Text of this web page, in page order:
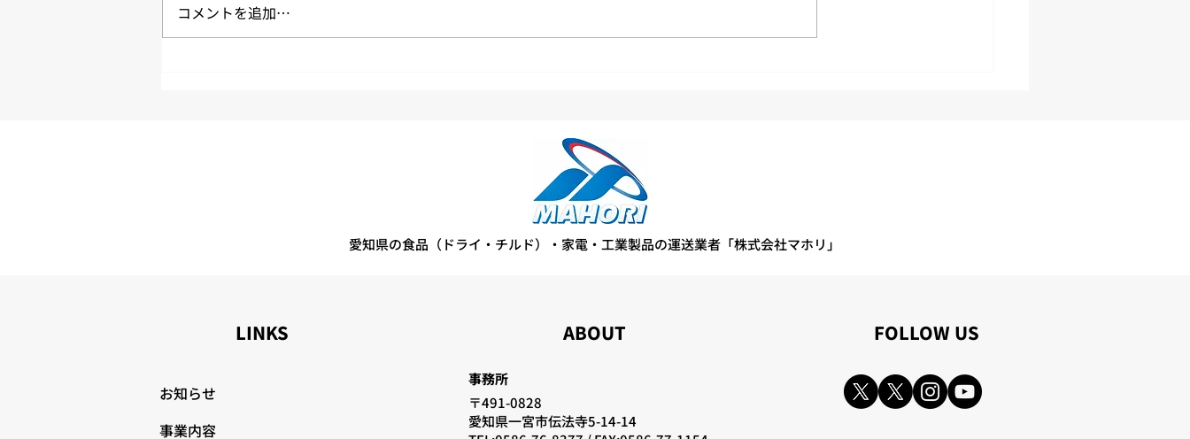
コメントを追加…
愛知県の食品（ドライ・チルド）・家電・工業製品の運送業者「株式会社マホリ」
LINKS
お知らせ
事業内容
ABOUT
事務所
〒491-0828
愛知県一宮市伝法寺5-14-14
​FOLLOW US